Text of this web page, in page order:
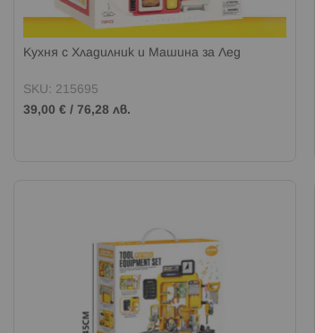
Кухня с Хладилник и Машина за Лед
SKU: 215695
39,00 € / 76,28 лв.